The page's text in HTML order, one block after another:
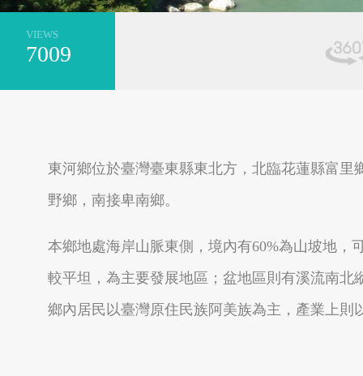
VIEWS
7009
東河鄉位於臺灣臺東縣東北方，北臨花蓮縣富
野鄉，南接卑南鄉。
本鄉地處海岸山脈東側，境內有60%為山坡地
較平坦，為主要發展地區；盆地區則有溪流南
鄉內居民以臺灣原住民族阿美族為主，產業上則